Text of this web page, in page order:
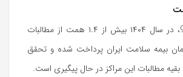
به گزارش آیمد 90، در سال ۱۴۰۴ بیش از ۱.۴ همت از مطالبات
بیمه سلامت ایران پرداخت شده و تحقق
بقیه مطالبات این مراکز در حال پیگیری است.